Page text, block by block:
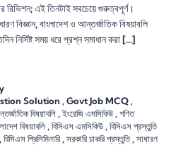
রিভিশন; এই তিনটাই সবচেয়ে গুরুত্বপূর্ণ।
বিজ্ঞান, বাংলাদেশ ও আন্তর্জাতিক বিষয়াবলি
নির্দিষ্ট সময় ধরে প্রশ্ন সমাধান করা […]
Solution , Govt Job MCQ ,
বিষয়াবলি , ইংরেজি এমসিকিউ , গণিত
বিষয়াবলি , বিসিএস এমসিকিউ , বিসিএস প্রস্তুতি
, বিসিএস প্রিলিমিনারি , সরকারি চাকরি প্রস্তুতি, সাধারণ